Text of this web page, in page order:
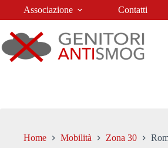
Associazione Contatti
Home Mobilità Zona 30